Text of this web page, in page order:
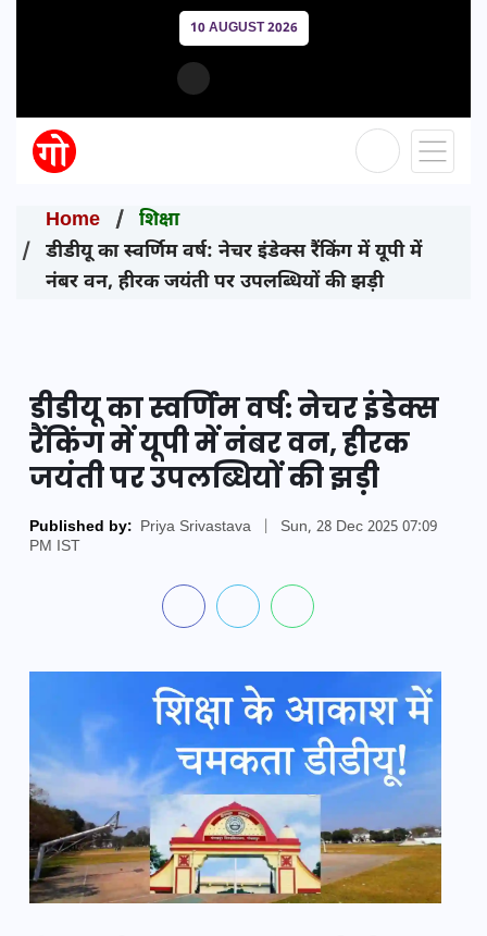
10 AUGUST 2026
Home
शिक्षा
डीडीयू का स्वर्णिम वर्ष: नेचर इंडेक्स रैंकिंग में यूपी में
नंबर वन, हीरक जयंती पर उपलब्धियों की झड़ी
डीडीयू का स्वर्णिम वर्ष: नेचर इंडेक्स
रैंकिंग में यूपी में नंबर वन, हीरक
जयंती पर उपलब्धियों की झड़ी
Published by: Priya Srivastava
Sun, 28 Dec 2025 07:09
PM IST